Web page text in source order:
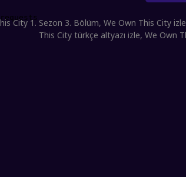
City 1. Sezon 3. Bölüm, We Own This City
This City türkçe altyazı izle, We Own